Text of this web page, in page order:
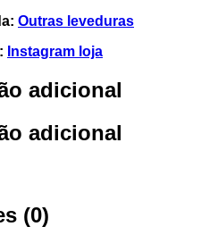
Outras leveduras
Instagram loja
adicional
adicional
(0)